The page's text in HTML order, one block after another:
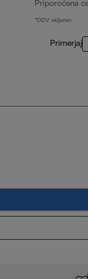
Priporočena
*DDV vključen
Primerjaj